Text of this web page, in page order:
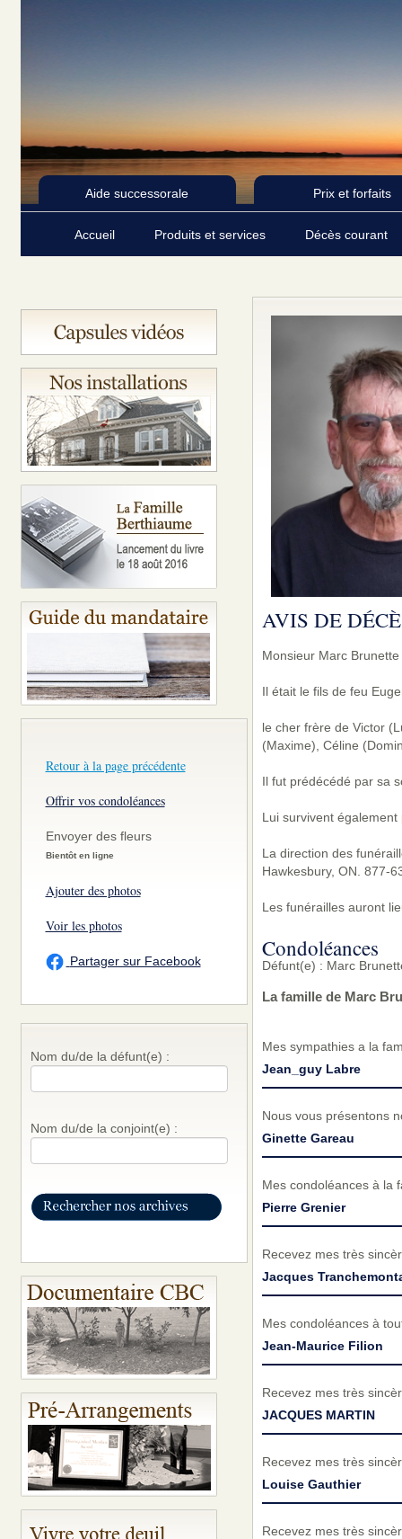
Aide successorale Prix et forfaits
Accueil Produits et services Décès courant
Retour à la page précédente
Offrir vos condoléances
Envoyer des fleurs
Bientôt en ligne
Ajouter des photos
Voir les photos
Partager sur Facebook
Nom du/de la défunt(e) :
Nom du/de la conjoint(e) :
AVIS DE
Monsieur Marc
Il était le fils de feu
le cher frère de Victor
(Maxime), Céline
Il fut prédécédé par sa
Lui survivent
La direction des
Hawkesbury, ON. 877-
Les funérailles auront
Condoléances
Défunt(e) : Marc
La famille de Marc
Mes sympathies a la
Jean_guy Labre
Nous vous présentons
Ginette Gareau
Mes condoléances à la
Pierre Grenier
Recevez mes très
Jacques
Mes condoléances à
Jean-Maurice Filion
Recevez mes très
JACQUES MARTIN
Recevez mes très
Louise Gauthier
Recevez mes très